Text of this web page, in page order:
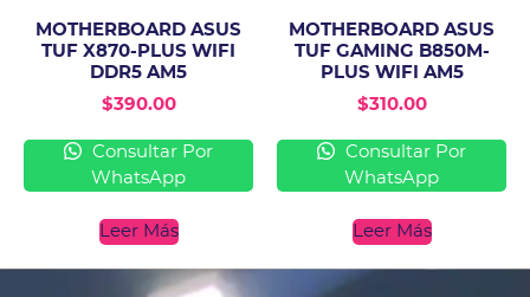
MOTHERBOARD ASUS
TUF X870-PLUS WIFI
DDR5 AM5
$390.00
Consultar Por
WhatsApp
Leer Más
MOTHERBOARD ASUS
TUF GAMING B850M-
PLUS WIFI AM5
$310.00
Consultar Por
WhatsApp
Leer Más